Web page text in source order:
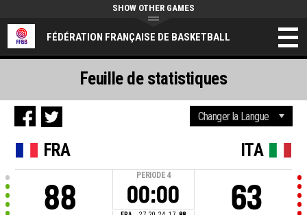
FÉDÉRATION FRANÇAISE DE BASKETBALL
SHOW OTHER GAMES
FRA
88
PERIODE 4
00:00
ITA
63
Feuille de statistiques